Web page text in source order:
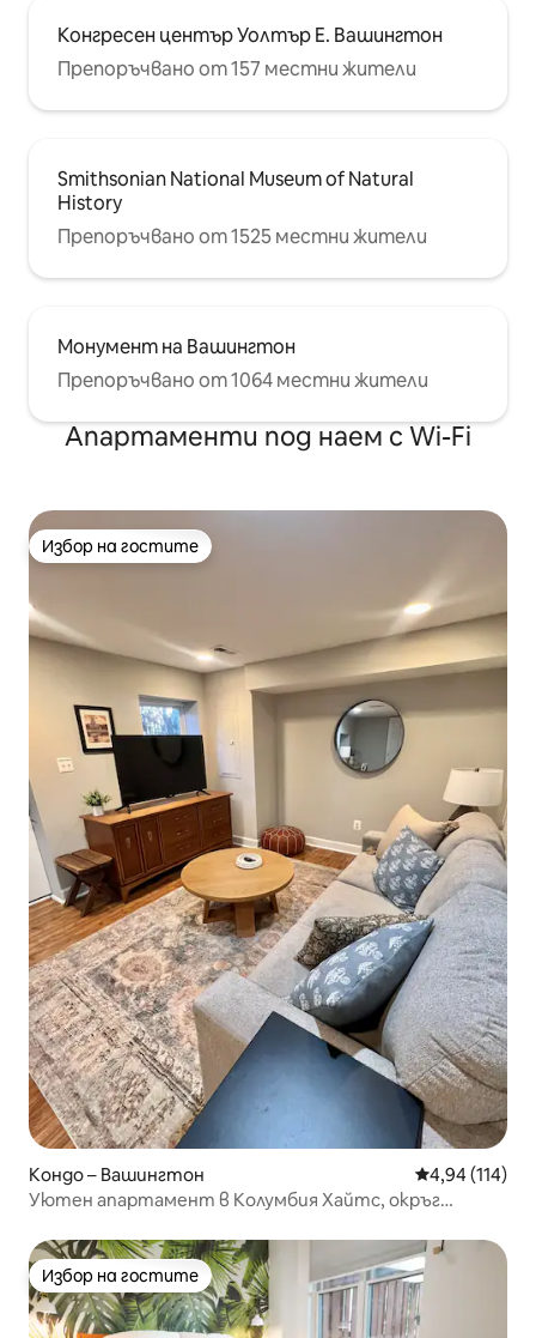
Конгресен център Уолтър Е. Вашингтон
Препоръчвано от 157 местни жители
Smithsonian National Museum of Natural
History
Препоръчвано от 1525 местни жители
Монумент на Вашингтон
Препоръчвано от 1064 местни жители
Апартаменти под наем с Wi-Fi
Избор на гостите
Избор на гостите
Кондо – Вашингтон Средна
4,94 (114)
Уютен апартамент в Колумбия Хайтс, окръг
Избор на гостите
Избор на гостите